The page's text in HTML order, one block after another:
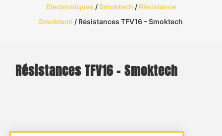
Electroniques /Smoktech / Résistance
Smoktech / Résistances TFV16 – Smoktech
Résistances TFV16 – Smoktech